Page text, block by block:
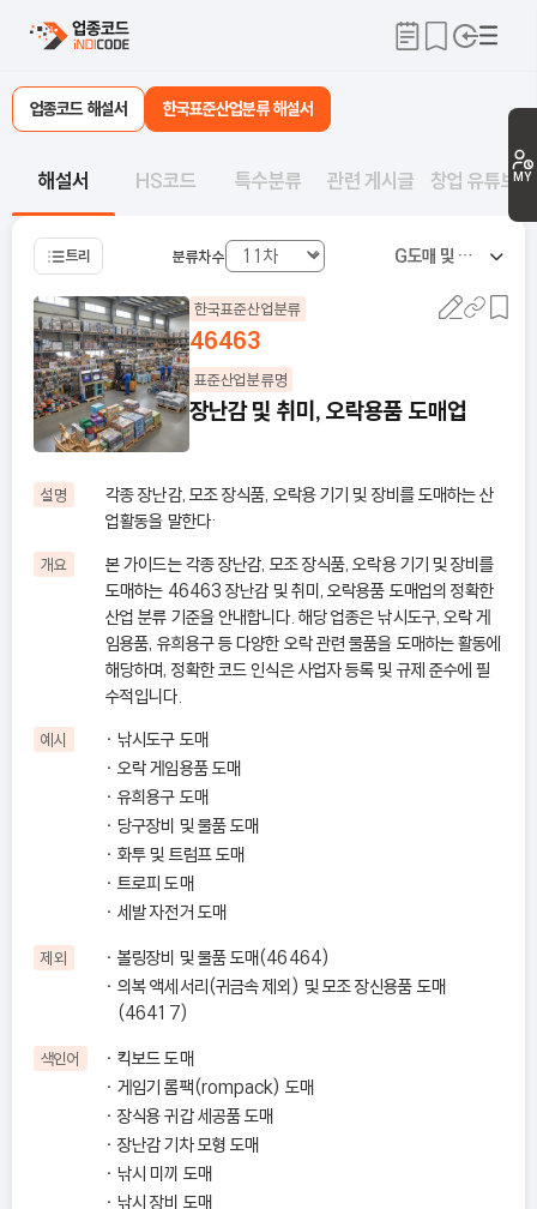
MY
업종코드 해설서 한국표준산업분류 해설서
해설서 HS코드 특수분류 관련 게시글 창업 유튜브
트리 분류차수 G 도매 및 소매업
한국표준산업분류
46463
표준산업분류명
장난감 및 취미, 오락용품 도매업
설명
각종 장난감, 모조 장식품, 오락용 기기 및 장비를 도매하는 산
업활동을 말한다·
개요
본 가이드는 각종 장난감, 모조 장식품, 오락용 기기 및 장비를
도매하는 46463 장난감 및 취미, 오락용품 도매업의 정확한
산업 분류 기준을 안내합니다. 해당 업종은 낚시도구, 오락 게
임용품, 유희용구 등 다양한 오락 관련 물품을 도매하는 활동에
해당하며, 정확한 코드 인식은 사업자 등록 및 규제 준수에 필
수적입니다.
예시
낚시도구 도매
오락 게임용품 도매
유희용구 도매
당구장비 및 물품 도매
화투 및 트럼프 도매
트로피 도매
세발 자전거 도매
제외
볼링장비 및 물품 도매(46464)
의복 액세서리(귀금속 제외) 및 모조 장신용품 도매
(46417)
색인어
킥보드 도매
게임기 롬팩(rompack) 도매
장식용 귀갑 세공품 도매
장난감 기차 모형 도매
낚시 미끼 도매
낚시 장비 도매